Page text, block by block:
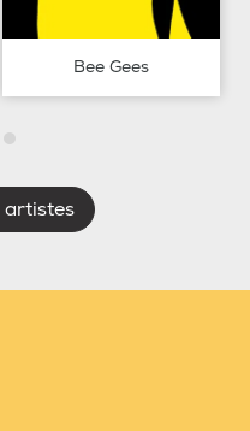
Bee Gees
artistes